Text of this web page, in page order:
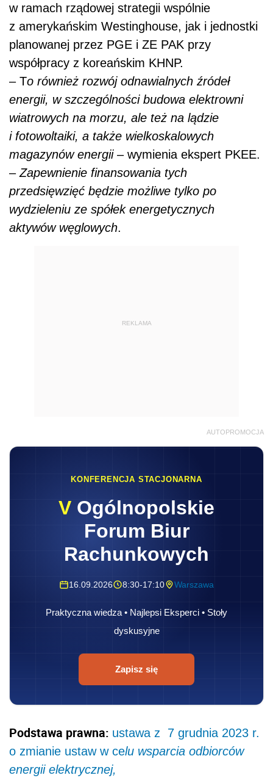
w ramach rządowej strategii wspólnie
z amerykańskim Westinghouse, jak i jednostki
planowanej przez PGE i ZE PAK przy
współpracy z koreańskim KHNP.
– To również rozwój odnawialnych źródeł
energii, w szczególności budowa elektrowni
wiatrowych na morzu, ale też na lądzie
i fotowoltaiki, a także wielkoskalowych
magazynów energii – wymienia ekspert PKEE.
– Zapewnienie finansowania tych
przedsięwzięć będzie możliwe tylko po
wydzieleniu ze spółek energetycznych
aktywów węglowych.
REKLAMA
AUTOPROMOCJA
KONFERENCJA STACJONARNA
V Ogólnopolskie
Forum Biur
Rachunkowych
16.09.2026 8:30-17:10 Warszawa
Praktyczna wiedza • Najlepsi Eksperci • Stoły
dyskusyjne
Zapisz się
Podstawa prawna: ustawa z 7 grudnia 2023 r.
o zmianie ustaw w celu wsparcia odbiorców
energii elektrycznej,